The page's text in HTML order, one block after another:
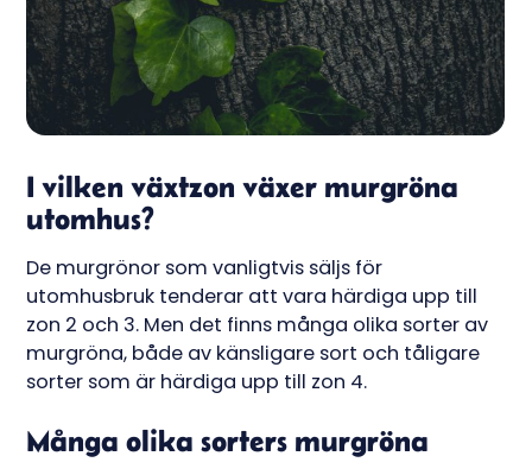
I vilken växtzon växer murgröna
utomhus?
De murgrönor som vanligtvis säljs för
utomhusbruk tenderar att vara härdiga upp till
zon 2 och 3. Men det finns många olika sorter av
murgröna, både av känsligare sort och tåligare
sorter som är härdiga upp till zon 4.
Många olika sorters murgröna